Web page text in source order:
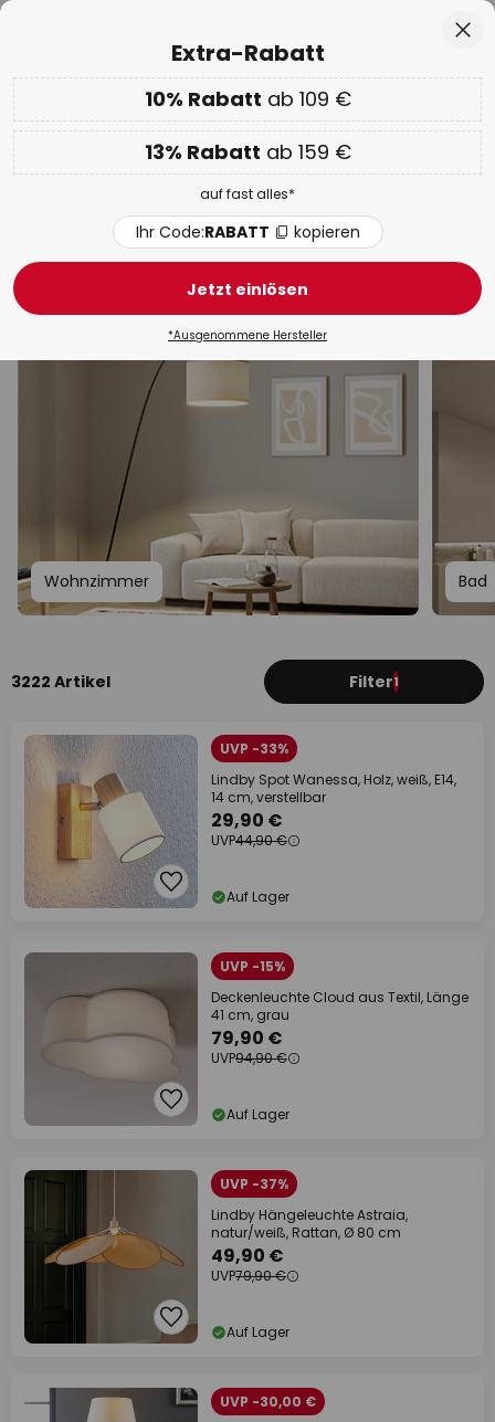
Nur
00D 12H 43M 29S
EXTRA 10% ab 109 € & 13% ab 159 €auf fast alles
Code:RABATT kopieren
WOW Week:Bis zu -70%
Innenleuchten
Wandleuchten
Wohnzimmer Bad
3222 Artikel Filter1
UVP -33%
Lindby Spot Wanessa, Holz, weiß, E14,
14 cm, verstellbar
29,90 €
UVP44,90 €
Auf Lager
UVP -15%
Deckenleuchte Cloud aus Textil, Länge
41 cm, grau
79,90 €
UVP94,90 €
Auf Lager
UVP -37%
Lindby Hängeleuchte Astraia,
natur/weiß, Rattan, Ø 80 cm
49,90 €
UVP79,90 €
Auf Lager
UVP -30,00 €
Extra-Rabatt
10% Rabatt ab 109 €
13% Rabatt ab 159 €
auf fast alles*
Ihr Code:RABATT kopieren
Jetzt einlösen
*Ausgenommene Hersteller